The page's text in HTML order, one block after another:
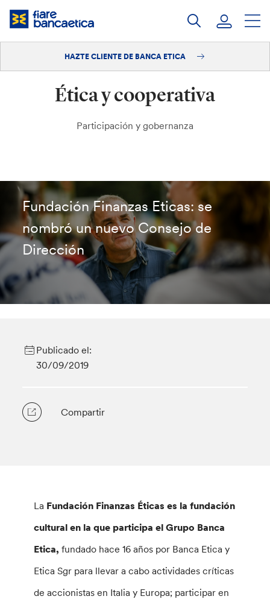
Saltar
Hazte cliente
HAZTE CLIENTE DE BANCA ETICA
Ética y cooperativa
Participación y gobernanza
Fundación Finanzas Eticas: se
nombró un nuevo Consejo de
Dirección
Publicado el:
30/09/2019
Compartir
La Fundación Finanzas Éticas es la fundación
cultural en la que participa el Grupo Banca
Etica,fundado hace 16 años por Banca Etica y
Etica Sgr para llevar a cabo actividades críticas
de accionistas en Italia y Europa; participar en